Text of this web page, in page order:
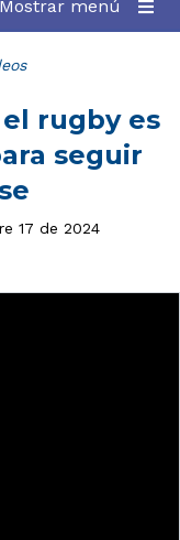
Mostrar menú
rugby es
seguir
17 de 2024